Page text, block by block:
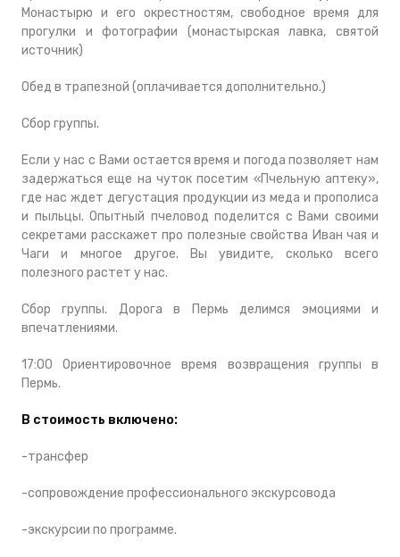
Монастырю и его окрестностям, свободное время для
прогулки и фотографии (монастырская лавка, святой
источник)
Обед в трапезной (оплачивается дополнительно.)
Сбор группы.
Если у нас с Вами остается время и погода позволяет нам
задержаться еще на чуток посетим «Пчельную аптеку»,
где нас ждет дегустация продукции из меда и прополиса
и пыльцы. Опытный пчеловод поделится с Вами своими
секретами расскажет про полезные свойства Иван чая и
Чаги и многое другое. Вы увидите, сколько всего
полезного растет у нас.
Сбор группы. Дорога в Пермь делимся эмоциями и
впечатлениями.
17:00 Ориентировочное время возвращения группы в
Пермь.
В стоимость включено:
-трансфер
-сопровождение профессионального экскурсовода
-экскурсии по программе.